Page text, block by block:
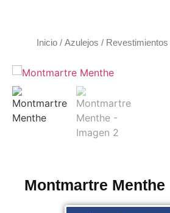
Inicio / Azulejos / Revestimientos
Montmartre Menthe